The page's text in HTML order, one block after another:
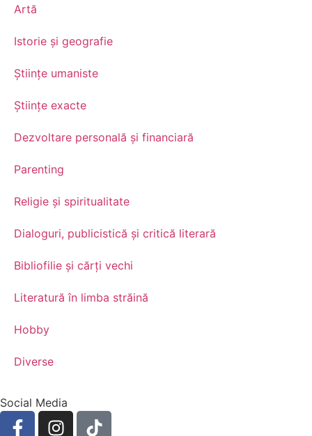
Artă
Istorie și geografie
Științe umaniste
Științe exacte
Dezvoltare personală şi financiară
Parenting
Religie și spiritualitate
Dialoguri, publicistică și critică literară
Bibliofilie și cărți vechi
Literatură în limba străină
Hobby
Diverse
Social Media